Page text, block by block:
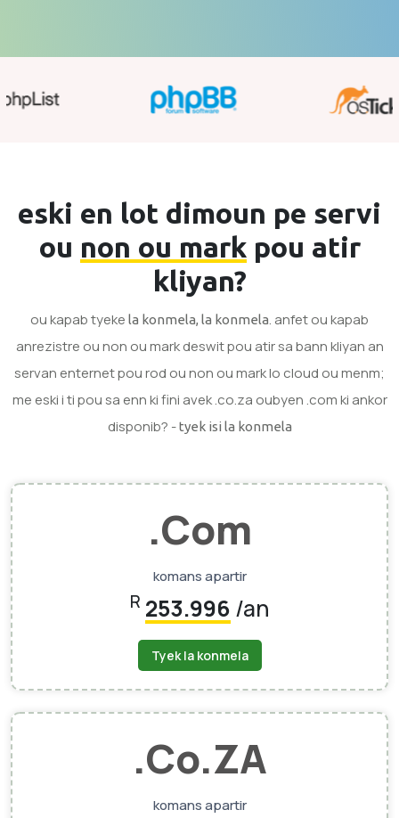
eski en lot dimoun pe servi
ou non ou markpou atir
kliyan?
ou kapab tyeke la konmela, la konmela. anfet ou kapab
anrezistre ou non ou mark deswit pou atir sa bann kliyan an
servan enternet pou rod ou non ou mark lo cloud ou menm;
me eski i ti pou sa enn ki fini avek .co.za oubyen .com ki ankor
disponib? -tyek isi la konmela
.Com
komans apartir
R 253.996 /an
Tyek la konmela
.Co.ZA
komans apartir